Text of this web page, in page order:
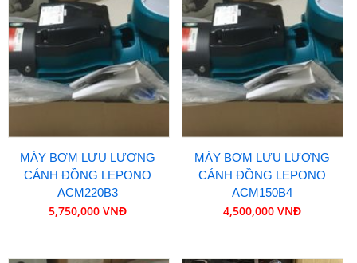
MÁY BƠM LƯU LƯỢNG
CÁNH ĐỒNG LEPONO
ACM220B3
5,750,000 VNĐ
MÁY BƠM LƯU LƯỢNG
CÁNH ĐỒNG LEPONO
ACM150B4
4,500,000 VNĐ